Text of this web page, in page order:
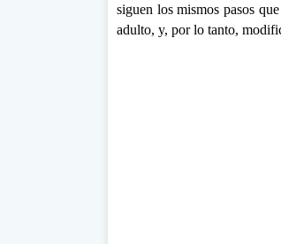
siguen los mismos pasos
adulto, y, por lo tanto,